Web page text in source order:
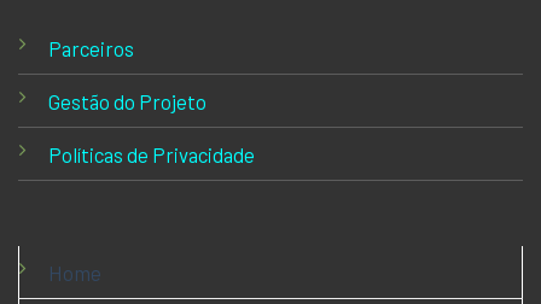
Parceiros
Gestão do Projeto
Políticas de Privacidade
Home